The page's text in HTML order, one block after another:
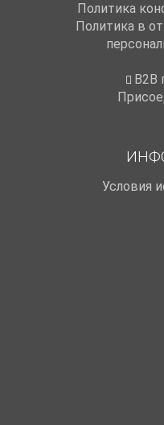
Политика
Политика в
B2B
Условия